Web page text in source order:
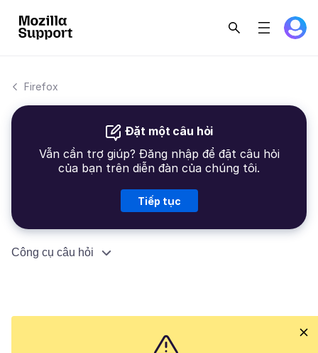
Firefox
Đặt một câu hỏi
Vẫn cần trợ giúp? Đăng nhập để đặt câu hỏi
của bạn trên diễn đàn của chúng tôi.
Tiếp tục
Công cụ câu hỏi